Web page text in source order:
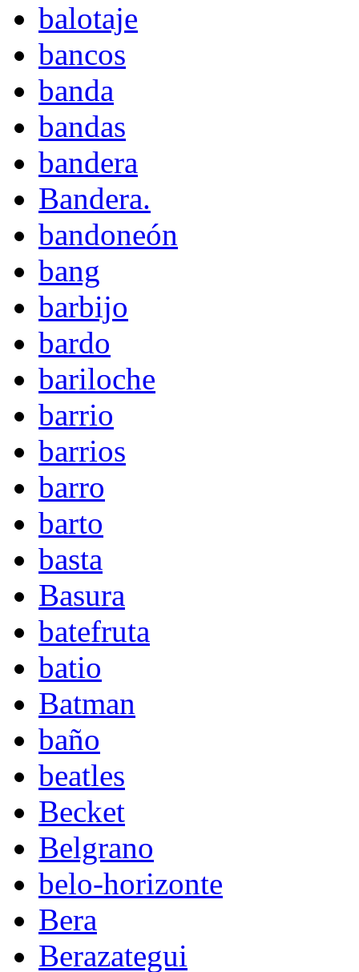
balotaje
bancos
banda
bandas
bandera
Bandera.
bandoneón
bang
barbijo
bardo
bariloche
barrio
barrios
barro
barto
basta
Basura
batefruta
batio
Batman
baño
beatles
Becket
Belgrano
belo-horizonte
Bera
Berazategui